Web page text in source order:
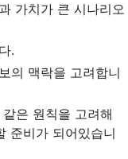
가치가 큰 시나리오
.
의 맥락을 고려합니
은 원칙을 고려해
준비가 되어있습니